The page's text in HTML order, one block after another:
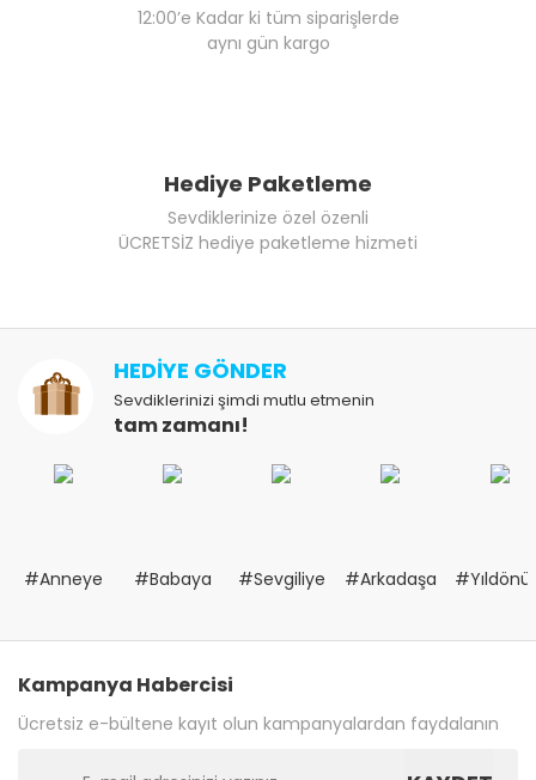
12:00’e Kadar ki tüm siparişlerde
aynı gün kargo
Hediye Paketleme
Sevdiklerinize özel özenli
ÜCRETSİZ hediye paketleme hizmeti
HEDİYE GÖNDER
Sevdiklerinizi şimdi mutlu etmenin
tam zamanı!
#Anneye #Babaya #Sevgiliye #Arkadaşa
Kampanya Habercisi
Ücretsiz e-bültene kayıt olun kampanyalardan faydalanın